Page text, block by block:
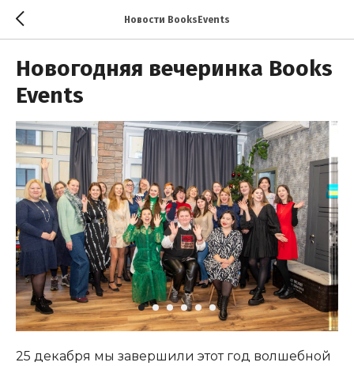
Новости BooksEvents
Новогодняя вечеринка Books
Events
25 декабря мы завершили этот год волшебной